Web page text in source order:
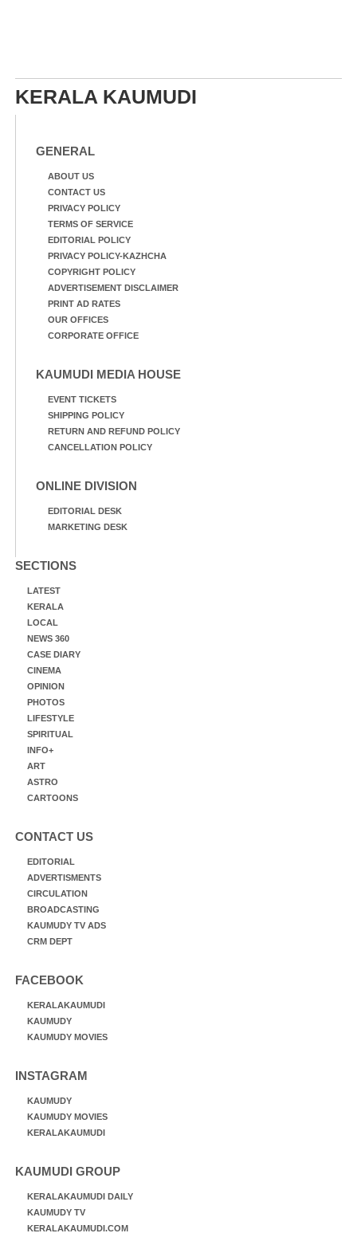
KERALA KAUMUDI
GENERAL
ABOUT US
CONTACT US
PRIVACY POLICY
TERMS OF SERVICE
EDITORIAL POLICY
PRIVACY POLICY-KAZHCHA
COPYRIGHT POLICY
ADVERTISEMENT DISCLAIMER
PRINT AD RATES
OUR OFFICES
CORPORATE OFFICE
KAUMUDI MEDIA HOUSE
EVENT TICKETS
SHIPPING POLICY
RETURN AND REFUND POLICY
CANCELLATION POLICY
ONLINE DIVISION
EDITORIAL DESK
MARKETING DESK
SECTIONS
LATEST
KERALA
LOCAL
NEWS 360
CASE DIARY
CINEMA
OPINION
PHOTOS
LIFESTYLE
SPIRITUAL
INFO+
ART
ASTRO
CARTOONS
CONTACT US
EDITORIAL
ADVERTISMENTS
CIRCULATION
BROADCASTING
KAUMUDY TV ADS
CRM DEPT
FACEBOOK
KERALAKAUMUDI
KAUMUDY
KAUMUDY MOVIES
INSTAGRAM
KAUMUDY
KAUMUDY MOVIES
KERALAKAUMUDI
KAUMUDI GROUP
KERALAKAUMUDI DAILY
KAUMUDY TV
KERALAKAUMUDI.COM